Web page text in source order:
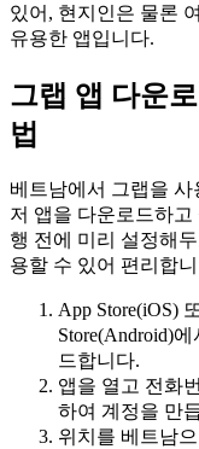
있어, 현지인은 물론
유용한 앱입니다.
그랩 앱 다운
법
베트남에서 그랩을 사
저 앱을 다운로드하고
행 전에 미리 설정해
용할 수 있어 편리합
App Store(iOS)
Store(Android)에
드합니다.
앱을 열고 전화
하여 계정을 만
위치를 베트남